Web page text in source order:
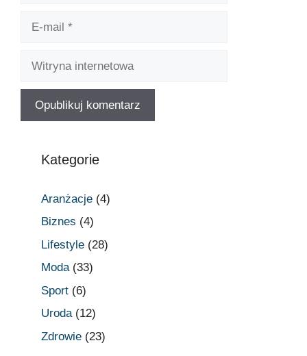
Kategorie
Aranżacje (4)
Biznes (4)
Lifestyle (28)
Moda(33)
Sport (6)
Uroda(12)
Zdrowie (23)